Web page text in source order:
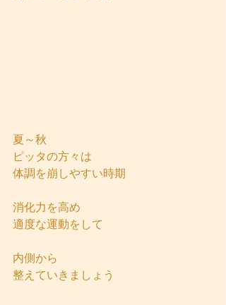
夏～秋
ピッタの方々は
体調を崩しやすい時期
消化力を高め
適度な運動をして
内側から
整えていきましょう